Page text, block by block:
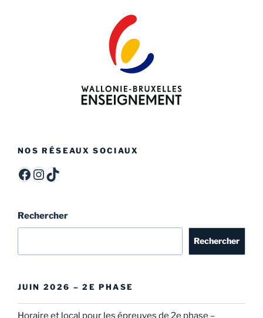
NOS RÉSEAUX SOCIAUX
ITCF Félicien Rops - Officiel - itcffr
itcffr
Rechercher
Rechercher
JUIN 2026 – 2E PHASE
Horaire et local pour les épreuves de 2e phase –